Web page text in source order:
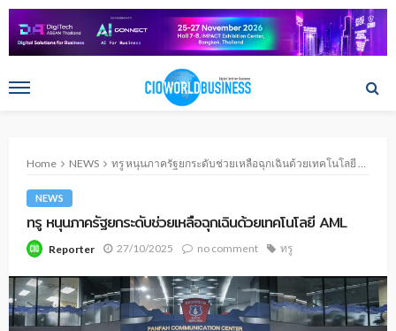
Home NEWS ทรู หนุนภาครัฐยกระดับช่วยเหลือฉุกเฉินด้วยเทคโนโลยี AML
NEWS
ทรู หนุนภาครัฐยกระดับช่วยเหลือฉุกเฉินด้วยเทคโนโลยี AML
Reporter 27/10/2025 no comment ทรู